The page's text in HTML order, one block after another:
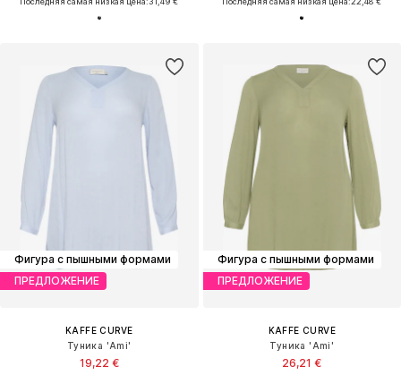
Фигура с пышными формами
ПРЕДЛОЖЕНИЕ
KAFFE CURVE
Туника 'Ami'
19,22 €
Фигура с пышными формами
ПРЕДЛОЖЕНИЕ
KAFFE CURVE
Туника 'Ami'
26,21 €